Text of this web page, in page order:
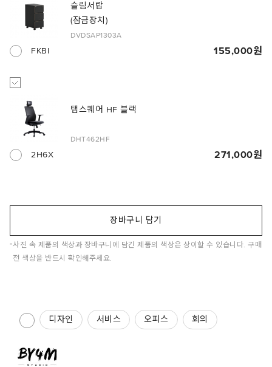
슬림서랍
(잠금장치)
DVDSAP1303A
FKBI 155,000
탭스퀘어 HF 블랙
DHT462HF
2H6X 271,000
장바구니 담기
사진 속 제품의 색상과 장바구니에 담긴 제품의 색상은 상이할 수 있습니다. 구매
전 색상을 반드시 확인해주세요.
디자인 서비스 오피스 회의